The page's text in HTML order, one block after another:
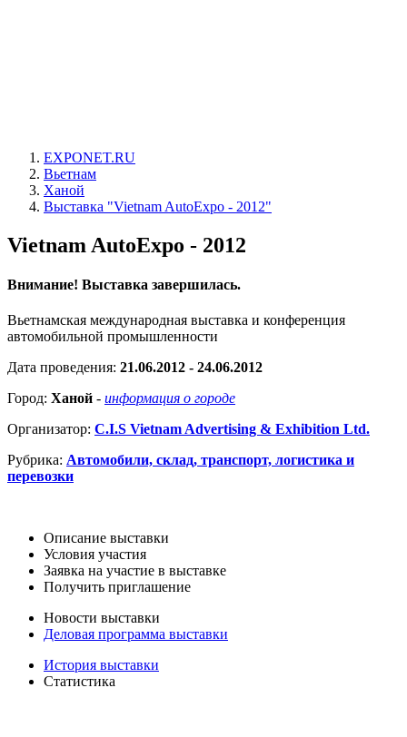
EXPONET.RU
Вьетнам
Ханой
Выставка "Vietnam AutoExpo - 2012"
Vietnam AutoExpo - 2012
Внимание! Выставка завершилась.
Вьетнамская международная выставка и конференция
автомобильной промышленности
Дата проведения: 21.06.2012 - 24.06.2012
Город: Ханой - информация о городе
Организатор: C.I.S Vietnam Advertising & Exhibition Ltd.
Рубрика: Автомобили, склад, транспорт, логистика и
перевозки
Описание выставки
Условия участия
Заявка на участие в выставке
Получить приглашение
Новости выставки
Деловая программа выставки
История выставки
Статистика